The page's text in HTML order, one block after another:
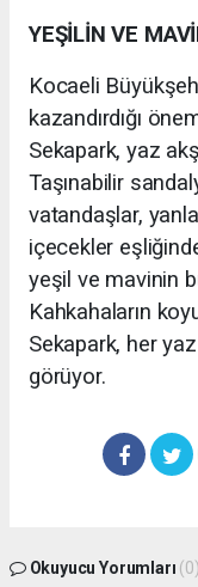
YEŞİLİN VE
Kocaeli
kazandırdığı
Sekapark, yaz
Taşınabilir
vatandaşlar,
içecekler
yeşil ve mavinin
Kahkahaların
Sekapark, her
görüyor.
Okuyucu Yorumları (0)